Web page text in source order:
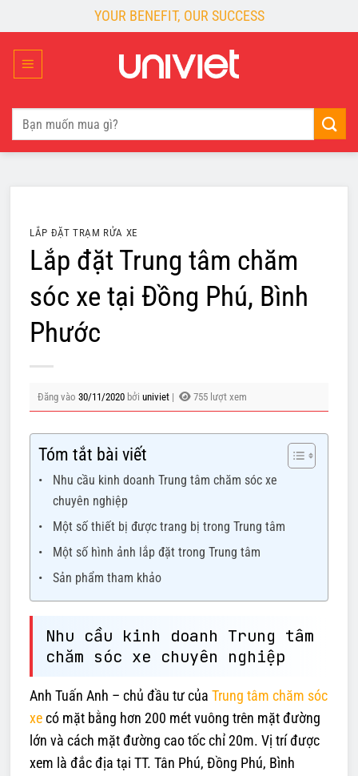
to
content
YOUR BENEFIT, OUR SUCCESS
Tìm
kiếm:
LẮP ĐẶT TRẠM RỬA XE
Lắp đặt Trung tâm chăm
sóc xe tại Đồng Phú, Bình
Phước
Đăng vào 30/11/2020 bởi univiet | 755 lượt xem
Tóm tắt bài viết
Nhu cầu kinh doanh Trung tâm chăm sóc xe
chuyên nghiệp
Một số thiết bị được trang bị trong Trung tâm
Một số hình ảnh lắp đặt trong Trung tâm
Sản phẩm tham khảo
Nhu cầu kinh doanh Trung tâm
chăm sóc xe chuyên nghiệp
Anh Tuấn Anh – chủ đầu tư của Trung tâm chăm sóc
xecó mặt bằng hơn 200 mét vuông trên mặt đường
lớn và cách mặt đường cao tốc chỉ 20m. Vị trí được
xem là đắc địa tại TT. Tân Phú, Đồng Phú, Bình